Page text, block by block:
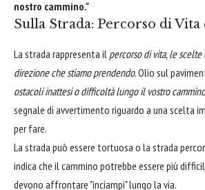
nostro cammino."
Sulla Strada: Percorso di
La strada rappresenta il percorso di vita, le
direzione che stiamo prendendo. Olio sul
ostacoli inattesi o difficoltà lungo il vostro cammino
segnale di avvertimento riguardo a una scelta
per fare.
La strada può essere tortuosa o la strada
indica che il cammino potrebbe essere più
devono affrontare "inciampi" lungo la via.